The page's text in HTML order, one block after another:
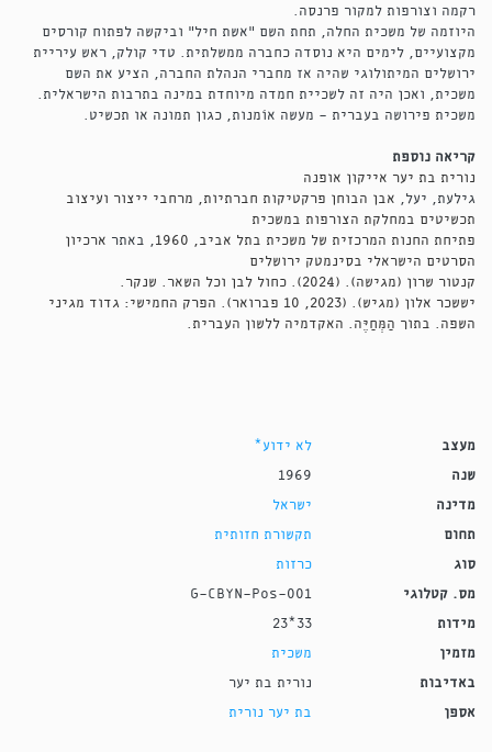
רקמה וצורפות למקור פרנסה.
היוזמה של משכית החלה, תחת השם "אשת חיל" וביקשה לפתוח קורסים
מקצועיים, לימים היא נוסדה כחברה ממשלתית. טדי קולק, ראש עיריית
ירושלים המיתולוגי שהיה אז מחברי הנהלת החברה, הציע את השם
משכית, ואכן היה זה לשכיית חמדה מיוחדת במינה בתרבות הישראלית.
משכית פירושה בעברית - מעשה אוֹמנות, כגון תמונה או תכשיט.
קריאה נוספת
נורית בת יער אייקון אופנה
גילעת, יעל, אבן הבוחן פרקטיקות חברתיות, מרחבי ייצור ועיצוב
תכשיטים במחלקת הצורפות במשכית
פתיחת החנות המרכזית של משכית בתל אביב, 1960
, באתר ארכיון
הסרטים הישראלי בסינמטק ירושלים
קנטור שרון (מגישה). (2024). כחול לבן וכל השאר. שנקר.
יששכר אלון (מגיש). (2023, 10 פברואר). הפרק החמישי: גדוד מגיני
השפה. בתוך הַמְּחַיֶּה. האקדמיה ללשון העברית.
מעצב לא ידוע*
שנה 1969
מדינה ישראל
תחום תקשורת חזותית
סוג כרזות
מס. קטלוגי G-CBYN-Pos-001
מידות 33*23
מזמין משכית
באדיבות נורית בת יער
אספן בת יער נורית